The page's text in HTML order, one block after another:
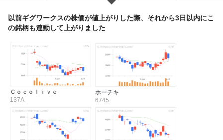
以前ギグワークスの株価が値上がりした際、それから3日以内にこ
の銘柄も連動して上がりました
Ｃｏｃｏｌｉｖｅ
137A
ホーチキ
6745